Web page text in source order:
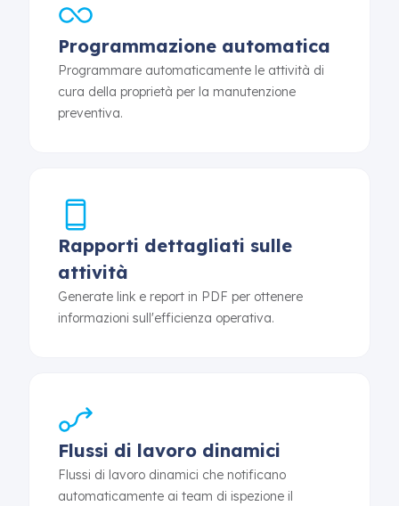
Programmazione automatica
Programmare automaticamente le attività di
cura della proprietà per la manutenzione
preventiva.
Rapporti dettagliati sulle
attività
Generate link e report in PDF per ottenere
informazioni sull'efficienza operativa.
Flussi di lavoro dinamici
Flussi di lavoro dinamici che notificano
automaticamente ai team di ispezione il